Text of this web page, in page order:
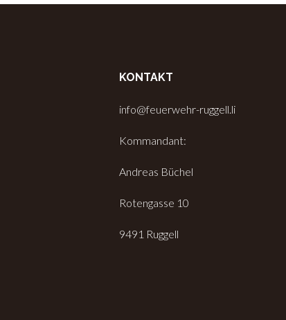
KONTAKT
info@feuerwehr-ruggell.li
Kommandant:
Andreas Büchel
Rotengasse 10
9491 Ruggell